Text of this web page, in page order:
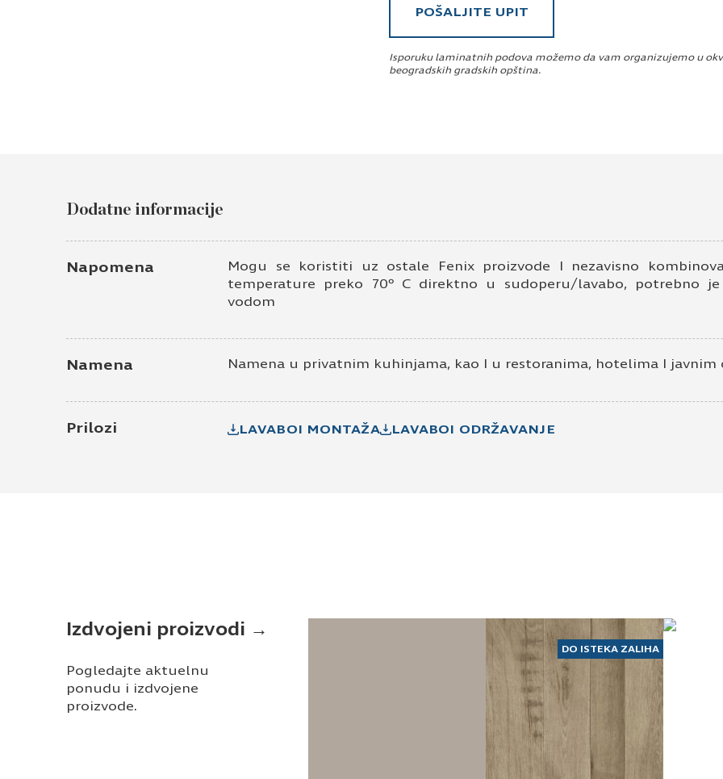
POŠALJITE UPIT
Isporuku laminatnih podova možemo da vam organizujemo u
beogradskih gradskih opština.
Dodatne informacije
Napomena
Mogu se koristiti uz ostale Fenix proizvode I nezavisno
temperature preko 70º C direktno u sudoperu/lavabo, potrebno
vodom
Namena Namena u privatnim kuhinjama, kao I u restoranima, hotelima I javnim
Prilozi LAVABOI MONTAŽA LAVABOI ODRŽAVANJE
Izdvojeni proizvodi →
Pogledajte aktuelnu
ponudu i izdvojene
proizvode.
DO ISTEKA ZALIHA